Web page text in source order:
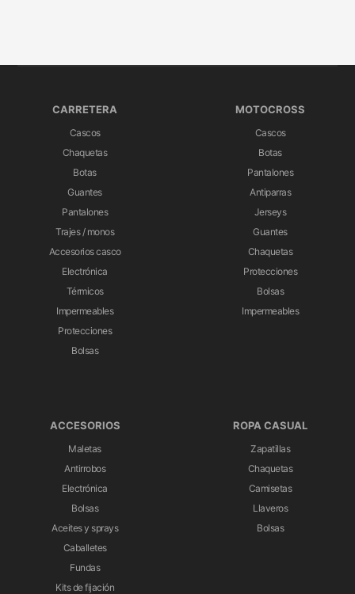
CARRETERA
Cascos
Chaquetas
Botas
Guantes
Pantalones
Trajes / monos
Accesorios casco
Electrónica
Térmicos
Impermeables
Protecciones
Bolsas
MOTOCROSS
Cascos
Botas
Pantalones
Antiparras
Jerseys
Guantes
Chaquetas
Protecciones
Bolsas
Impermeables
ACCESORIOS
Maletas
Antirrobos
Electrónica
Bolsas
Aceites y sprays
Caballetes
Fundas
Kits de fijación
ROPA CASUAL
Zapatillas
Chaquetas
Camisetas
Llaveros
Bolsas